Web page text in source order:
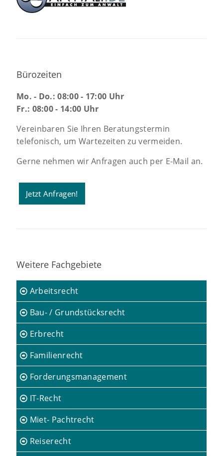
Bürozeiten
Mo. - Do.: 08:00 - 17:00 Uhr
Fr.: 08:00 - 14:00 Uhr
Vereinbaren Sie Ihren Beratungstermin
telefonisch, um Wartezeiten zu vermeiden.
Gerne nehmen wir Anfragen auch per E-Mail an.
Jetzt Anfragen!
Weitere Fachgebiete
Arbeitsrecht
Bau- / Grundstücksrecht
Erbrecht
Familienrecht
Forderungsmanagement
IT-Recht
Miet- Pachtrecht
Reiserecht